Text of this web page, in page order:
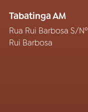
Tabatinga AM
Rua Rui Barbosa S/Nº
Rui Barbosa